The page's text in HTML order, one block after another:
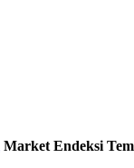
Market Endeksi